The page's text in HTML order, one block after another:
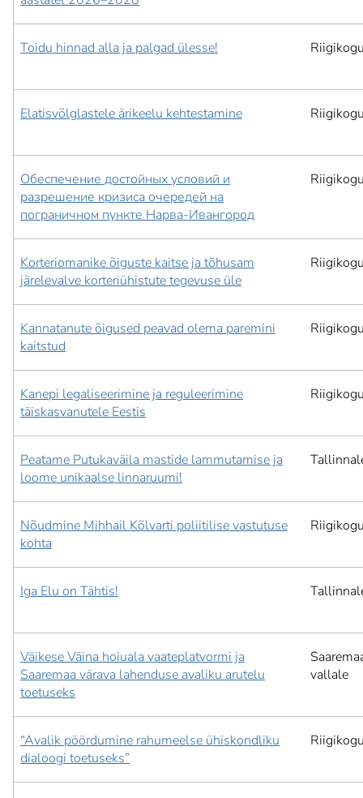
Toidu hinnad alla ja palgad ülesse!
Elatisvõlglastele ärikeelu kehtestamine
Обеспечение достойных условий и
разрешение кризиса очередей на
пограничном пункте Нарва-Ивангород
Korteriomanike õiguste kaitse ja tõhusam
järelevalve korteriühistute tegevuse üle
Kannatanute õigused peavad olema paremini
kaitstud
Kanepi legaliseerimine ja reguleerimine
täiskasvanutele Eestis
Peatame Putukaväila mastide lammutamise ja
loome unikaalse linnaruumi!
Nõudmine Mihhail Kõlvarti poliitilise vastutuse
kohta
Iga Elu on Tähtis!
Väikese Väina hoiuala vaateplatvormi ja
Saaremaa värava lahenduse avaliku arutelu
toetuseks
vallale
“Avalik pöördumine rahumeelse ühiskondliku
dialoogi toetuseks”